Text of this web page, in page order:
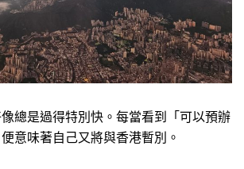
總是過得特別快。每當看到「可以預辦
意味著自己又將與香港暫別。